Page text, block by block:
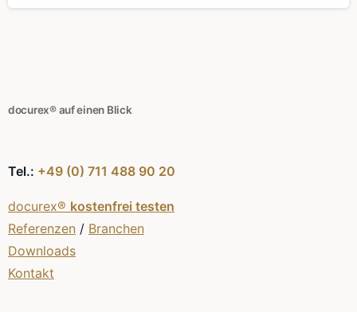
docurex® auf einen Blick
Tel.: +49 (0) 711 488 90 20
docurex® kostenfrei testen
Referenzen / Branchen
Downloads
Kontakt